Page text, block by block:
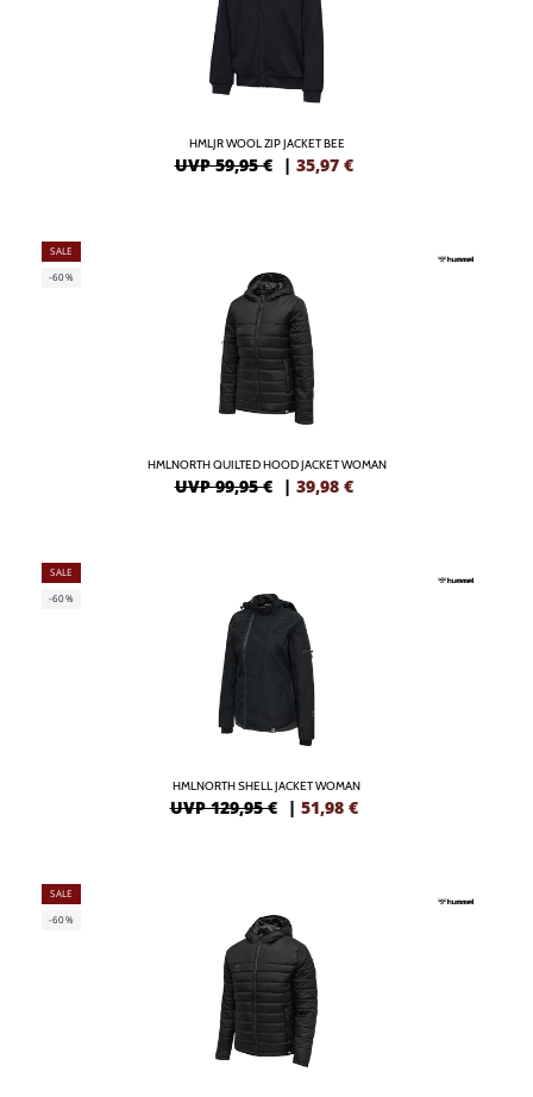
HMLJR WOOL ZIP JACKET BEE
UVP 59,95 € | 35,97 €
SALE
-60%
HMLNORTH QUILTED HOOD JACKET WOMAN
UVP 99,95 € | 39,98 €
SALE
-60%
HMLNORTH SHELL JACKET WOMAN
UVP 129,95 € | 51,98 €
SALE
-60%